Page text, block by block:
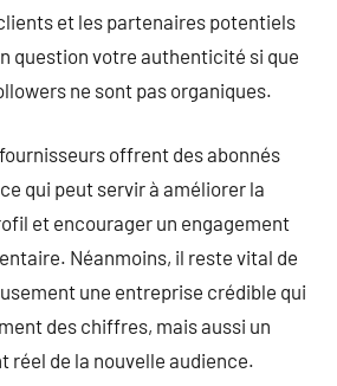
et les partenaires potentiels
question votre authenticité si que
ne sont pas organiques.
offrent des abonnés
qui peut servir à améliorer la
et encourager un engagement
Néanmoins, il reste vital de
une entreprise crédible qui
des chiffres, mais aussi un
réel de la nouvelle audience.